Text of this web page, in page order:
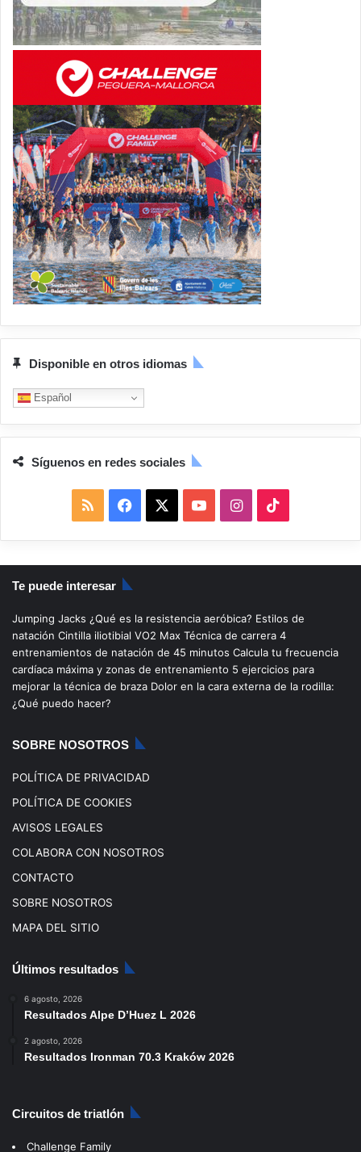
Disponible en otros idiomas
Español
Síguenos en redes sociales
S
S
a
c
b
o
o
u
u
b
I
n
s
a
g
i
k
o
k
Te puede interesar
Jumping Jacks ¿Qué es la resistencia aeróbica? Estilos de
natación Cintilla iliotibial VO2 Max Técnica de carrera 4
entrenamientos de natación de 45 minutos Calcula tu frecuencia
cardíaca máxima y zonas de entrenamiento 5 ejercicios para
mejorar la técnica de braza Dolor en la cara externa de la rodilla:
¿Qué puedo hacer?
SOBRE NOSOTROS
POLÍTICA DE PRIVACIDAD
POLÍTICA DE COOKIES
AVISOS LEGALES
COLABORA CON NOSOTROS
CONTACTO
SOBRE NOSOTROS
MAPA DEL SITIO
Últimos resultados
6 agosto, 2026
Resultados Alpe D’Huez L 2026
2 agosto, 2026
Resultados Ironman 70.3 Kraków 2026
Circuitos de triatlón
Challenge Family